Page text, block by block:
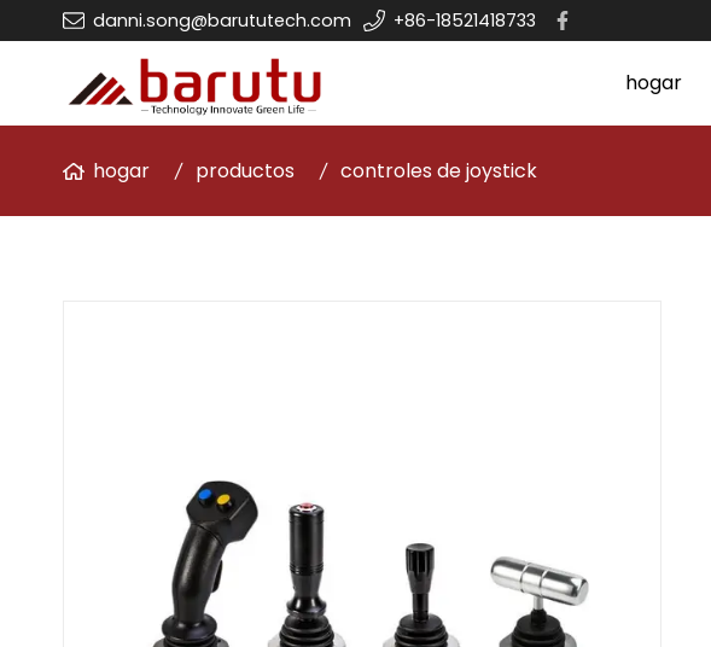
danni.song@barututech.com +86-18521418733
hogar
hogar productos controles de joystick